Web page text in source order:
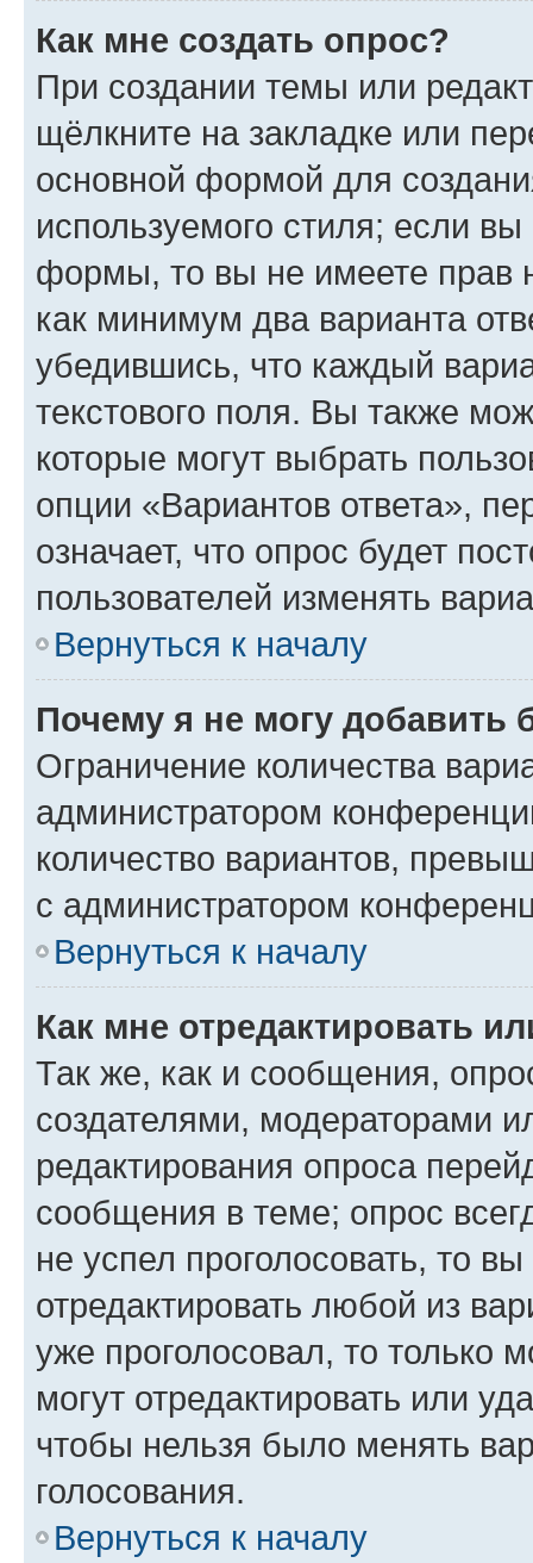
Как мне создать опрос?
При создании темы или
щёлкните на закладке или
основной формой для
используемого стиля; если
формы, то вы не имеете прав
как минимум два варианта
убедившись, что каждый
текстового поля. Вы также
которые могут выбрать
опции «Вариантов ответа»,
означает, что опрос будет
пользователей изменять
Вернуться к началу
Почему я не могу добавить
Ограничение количества
администратором
количество вариантов,
с администратором
Вернуться к началу
Как мне отредактировать
Так же, как и сообщения,
создателями, модераторами
редактирования опроса
сообщения в теме; опрос
не успел проголосовать, то
отредактировать любой из
уже проголосовал, то только
могут отредактировать или
чтобы нельзя было менять
голосования.
Вернуться к началу